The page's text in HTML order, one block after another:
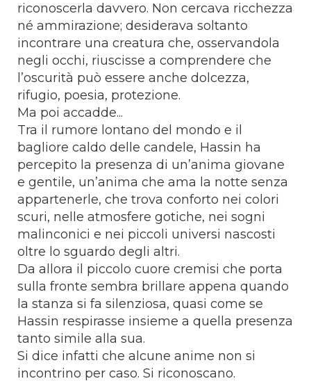
riconoscerla davvero. Non cercava ricchezza
né ammirazione; desiderava soltanto
incontrare una creatura che, osservandola
negli occhi, riuscisse a comprendere che
l’oscurità può essere anche dolcezza,
rifugio, poesia, protezione.
Ma poi accadde...
Tra il rumore lontano del mondo e il
bagliore caldo delle candele, Hassin ha
percepito la presenza di un’anima giovane
e gentile, un’anima che ama la notte senza
appartenerle, che trova conforto nei colori
scuri, nelle atmosfere gotiche, nei sogni
malinconici e nei piccoli universi nascosti
oltre lo sguardo degli altri.
Da allora il piccolo cuore cremisi che porta
sulla fronte sembra brillare appena quando
la stanza si fa silenziosa, quasi come se
Hassin respirasse insieme a quella presenza
tanto simile alla sua.
Si dice infatti che alcune anime non si
incontrino per caso. Si riconoscano.